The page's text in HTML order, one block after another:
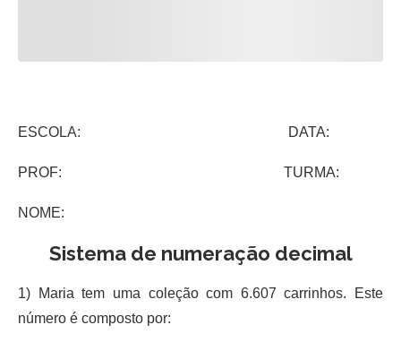
ESCOLA: DATA:
PROF: TURMA:
NOME:
Sistema de numeração decimal
1) Maria tem uma coleção com 6.607 carrinhos. Este
número é composto por: